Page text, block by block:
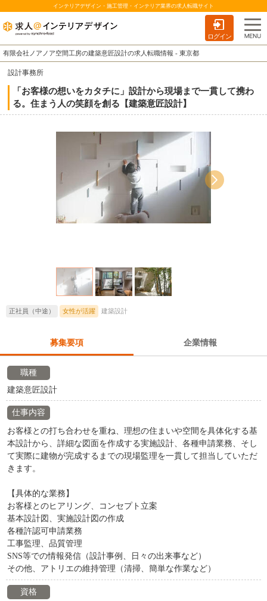
インテリアデザイン・施工管理・インテリア業界の求人転職サイト
ログイン
有限会社ノアノア空間工房の建築意匠設計の求人転職情報 - 東京都
設計事務所
「お客様の想いをカタチに」設計から現場まで一貫して携わ
る。住まう人の笑顔を創る【建築意匠設計】
正社員（中途） 女性が活躍 建築設計
募集要項 企業情報
職種
建築意匠設計
仕事内容
お客様との打ち合わせを重ね、理想の住まいや空間を具体化する基
本設計から、詳細な図面を作成する実施設計、各種申請業務、そし
て実際に建物が完成するまでの現場監理を一貫して担当していただ
きます。
【具体的な業務】
お客様とのヒアリング、コンセプト立案
基本設計図、実施設計図の作成
各種許認可申請業務
工事監理、品質管理
SNS等での情報発信（設計事例、日々の出来事など）
その他、アトリエの維持管理（清掃、簡単な作業など）
資格